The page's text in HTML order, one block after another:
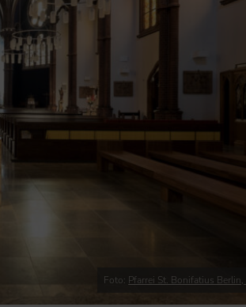
Foto: Pfarrei St. Bonifatius